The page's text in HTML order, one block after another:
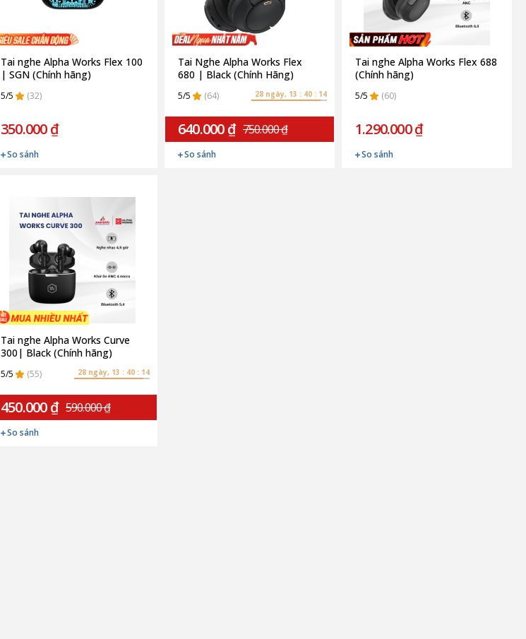
Tai nghe Alpha Works Flex 100
| SGN (Chính hãng)
5/5 (32)
350.000 ₫
So sánh
Tai Nghe Alpha Works Flex
680 | Black (Chính Hãng)
5/5 (64) 28 ngày, 13 : 40 : 13
640.000 ₫ 750.000 ₫
So sánh
Tai nghe Alpha Works Flex 688
(Chính hãng)
5/5 (60)
1.290.000 ₫
So sánh
Tai nghe Alpha Works Curve
300| Black (Chính hãng)
5/5 (55) 28 ngày, 13 : 40 : 13
450.000 ₫ 590.000 ₫
So sánh